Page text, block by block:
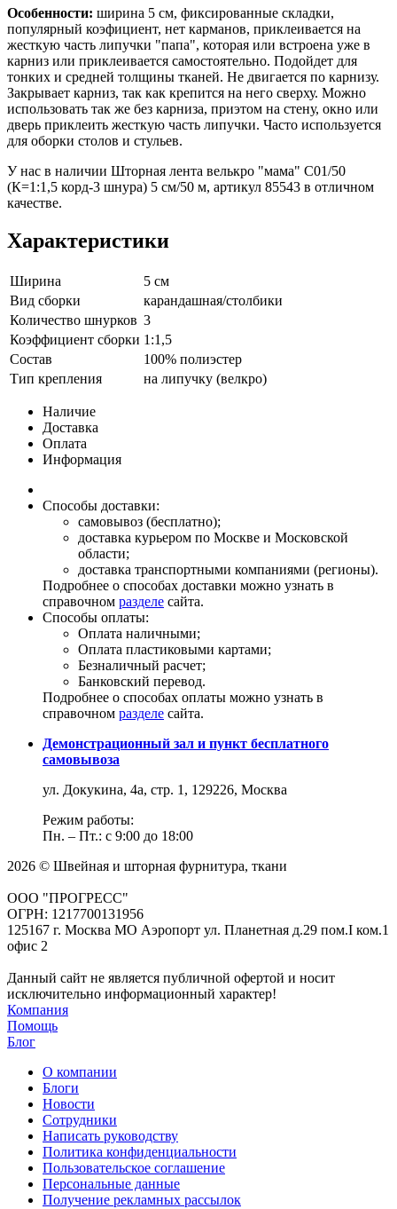
Особенности: ширина 5 см, фиксированные складки,
популярный коэфициент, нет карманов, приклеивается на
жесткую часть липучки "папа", которая или встроена уже в
карниз или приклеивается самостоятельно. Подойдет для
тонких и средней толщины тканей. Не двигается по карнизу.
Закрывает карниз, так как крепится на него сверху. Можно
использовать так же без карниза, приэтом на стену, окно или
дверь приклеить жесткую часть липучки. Часто используется
для оборки столов и стульев.
У нас в наличии Шторная лента велькро "мама" C01/50
(К=1:1,5 корд-3 шнура) 5 см/50 м, артикул 85543 в отличном
качестве.
Характеристики
Ширина
5 см
Вид сборки
карандашная/столбики
Количество шнурков 3
Коэффициент сборки 1:1,5
Состав
100% полиэстер
Тип крепления
на липучку (велкро)
Наличие
Доставка
Оплата
Информация
Способы доставки:
самовывоз (бесплатно);
доставка курьером по Москве и Московской
области;
доставка транспортными компаниями (регионы).
Подробнее о способах доставки можно узнать в
справочном разделе сайта.
Способы оплаты:
Оплата наличными;
Оплата пластиковыми картами;
Безналичный расчет;
Банковский перевод.
Подробнее о способах оплаты можно узнать в
справочном разделе сайта.
Демонстрационный зал и пункт бесплатного
самовывоза
ул. Докукина, 4а, стр. 1, 129226, Москва
Режим работы:
Пн. – Пт.: с 9:00 до 18:00
2026 © Швейная и шторная фурнитура, ткани
ООО "ПРОГРЕСС"
ОГРН: 1217700131956
125167 г. Москва МО Аэропорт ул. Планетная д.29 пом.I ком.1
офис 2
Данный сайт не является публичной офертой и носит
исключительно информационный характер!
Компания
Помощь
Блог
О компании
Блоги
Новости
Сотрудники
Написать руководству
Политика конфиденциальности
Пользовательское соглашение
Персональные данные
Получение рекламных рассылок